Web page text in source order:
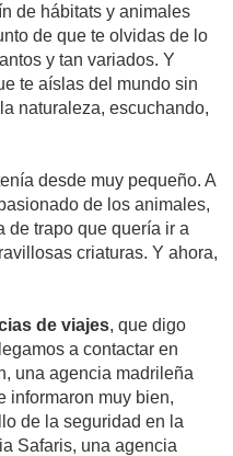
de hábitats y animales
de que te olvidas de lo
y tan variados. Y
te aíslas del mundo sin
naturaleza, escuchando,
desde muy pequeño. A
de los animales,
de trapo que quería ir a
criaturas. Y ahora,
de viajes, que digo
a contactar en
una agencia madrileña
informaron muy bien,
de la seguridad en la
Safaris, una agencia